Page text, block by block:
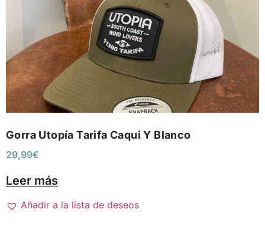
Gorra Utopía Tarifa Caqui Y Blanco
29,99€
Leer más
Añadir a la lista de deseos